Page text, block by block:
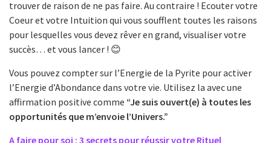
trouver de raison de ne pas faire. Au contraire ! Ecouter votre
Coeur et votre Intuition qui vous soufflent toutes les raisons
pour lesquelles vous devez rêver en grand, visualiser votre
succès… et vous lancer ! 😊
Vous pouvez compter sur l’Energie de la Pyrite pour activer
l’Energie d’Abondance dans votre vie. Utilisez la avec une
affirmation positive comme “Je suis ouvert(e) à toutes les
opportunités que m’envoie l’Univers.”
A faire pour soi : 3 secrets pour réussir votre Rituel